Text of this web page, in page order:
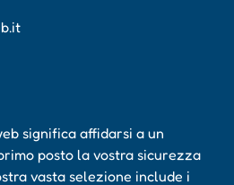
significa affidarsi a un
posto la vostra sicurezza
vasta selezione include i